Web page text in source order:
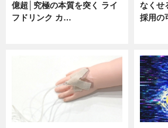
億超│究極の本質を突く ライ
フドリンク カ…
なくせ
採用の